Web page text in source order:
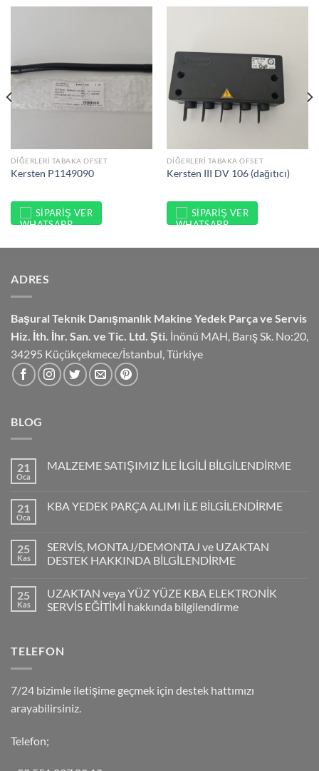
DIĞERLERI TABAKA OFSET
Kersten P1149090
SIPARIŞ VER
DIĞERLERI TABAKA OFSET
Kersten III DV 106 (dağıtıcı)
SIPARIŞ VER
ADRES
Başural Teknik Danışmanlık Makine Yedek Parça ve Servis
Hiz. İth. İhr. San. ve Tic. Ltd. Şti. İnönü MAH, Barış Sk. No:20,
34295 Küçükçekmece/İstanbul, Türkiye
BLOG
21
Oca
MALZEME SATIŞIMIZ İLE İLGİLİ BİLGİLENDİRME
21
Oca
KBA YEDEK PARÇA ALIMI İLE BİLGİLENDİRME
25
Kas
SERVİS, MONTAJ/DEMONTAJ ve UZAKTAN
DESTEK HAKKINDA BİLGİLENDİRME
25
Kas
UZAKTAN veya YÜZ YÜZE KBA ELEKTRONİK
SERVİS EĞİTİMİ hakkında bilgilendirme
TELEFON
7/24 bizimle iletişime geçmek için destek hattımızı
arayabilirsiniz.
Telefon;